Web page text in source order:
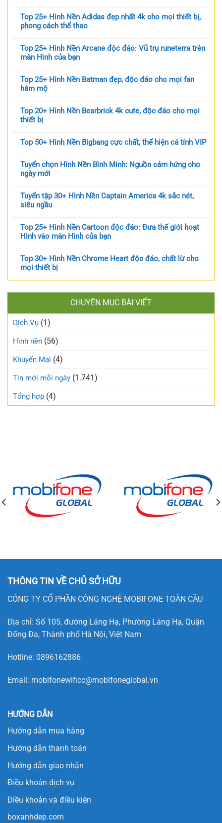
Top 25+ Hình Nền Adidas đẹp nhất 4k cho mọi thiết bị,
phong cách thể thao
Top 25+ Hình Nền Arcane độc đáo: Vũ trụ runeterra trên
màn Hình của bạn
Top 25+ Hình Nền Batman đẹp, độc đáo cho mọi fan
hâm mộ
Top 20+ Hình Nền Bearbrick 4k cute, độc đáo cho mọi
thiết bị
Top 50+ Hình Nền Bigbang cực chất, thể hiện cá tính VIP
Tuyển chọn Hình Nền Bình Minh: Nguồn cảm hứng cho
ngày mới
Tuyển tập 30+ Hình Nền Captain America 4k sắc nét,
siêu ngầu
Top 25+ Hình Nền Cartoon độc đáo: Đưa thế giới hoạt
Hình vào màn Hình của bạn
Top 30+ Hình Nền Chrome Heart độc đáo, chất lừ cho
mọi thiết bị
CHUYÊN MỤC BÀI VIẾT
Dịch Vụ (1)
Hình nền (56)
Khuyến Mại (4)
Tin mới mỗi ngày (1.741)
Tổng hợp (4)
THÔNG TIN VỀ CHỦ SỞ HỮU
CÔNG TY CỔ PHẦN CÔNG NGHỆ MOBIFONE TOÀN CẦU
Địa chỉ: Số 105, đường Láng Hạ, Phường Láng Hạ, Quận
Đống Đa, Thành phố Hà Nội, Việt Nam
Hotline: 0896162886
Email: mobifonewificc@mobifoneglobal.vn
HƯỚNG DẪN
Hướng dẫn mua hàng
Hướng dẫn thanh toán
Hướng dẫn giao nhận
Điều khoản dịch vụ
Điều khoản và điều kiện
boxanhdep.com